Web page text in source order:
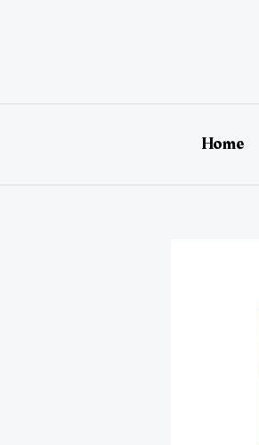
Home